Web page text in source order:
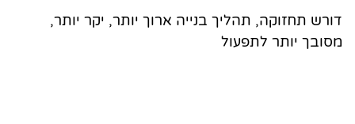
דורש תחזוקה, תהליך בנייה ארוך יותר, יקר יותר,
מסובך יותר לתפעול